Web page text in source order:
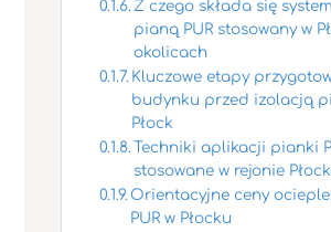
Z czego składa się
pianą PUR stosowany w
okolicach
Kluczowe etapy
budynku przed izolacją
Płock
Techniki aplikacji pianki
stosowane w rejonie
Orientacyjne ceny
PUR w Płocku